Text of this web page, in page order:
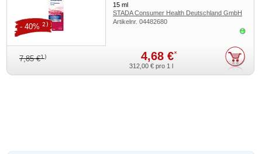
15ml
STADA Consumer Health Deutschland GmbH
Artikelnr.04482680
7,85 €1) 4,68 €*
- 40% 2)
312,00 € pro 1 l